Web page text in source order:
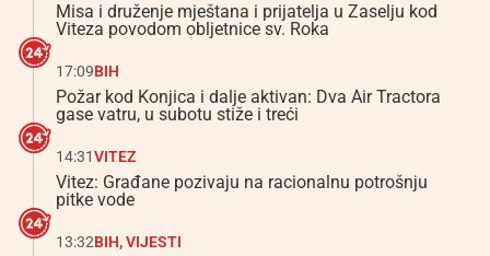
Misa i druženje mještana i prijatelja u Zaselju kod
Viteza povodom obljetnice sv. Roka
17:09BIH
Požar kod Konjica i dalje aktivan: Dva Air Tractora
gase vatru, u subotu stiže i treći
14:31VITEZ
Vitez: Građane pozivaju na racionalnu potrošnju
pitke vode
13:32BIH,VIJESTI